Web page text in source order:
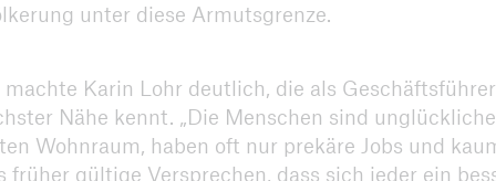
unter diese Armutsgrenze.
Karin Lohr deutlich, die als
Nähe kennt. „Die Menschen sind
Wohnraum, haben oft nur prekäre Jobs und
früher gültige Versprechen, dass sich jeder ein